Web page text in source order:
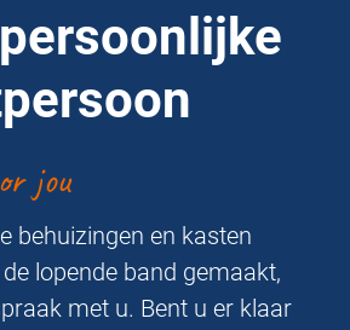
jou
behuizingen en kasten
lopende band gemaakt,
met u. Bent u er klaar